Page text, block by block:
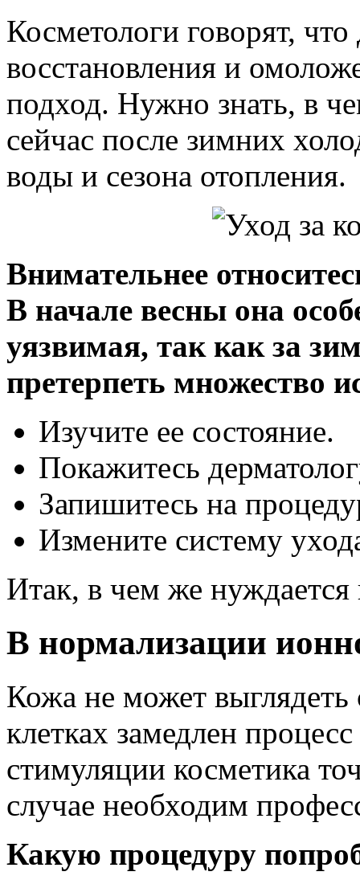
Косметологи говорят,
восстановления и
подход. Нужно знать, в
сейчас после зимних
воды и сезона отопления.
Внимательнее
В начале весны она
уязвимая, так как за
претерпеть множество
Изучите ее состояние.
Покажитесь
Запишитесь на
Измените систему
Итак, в чем же
В нормализации
Кожа не может
клетках замедлен
стимуляции косметика
случае необходим
Какую процедуру